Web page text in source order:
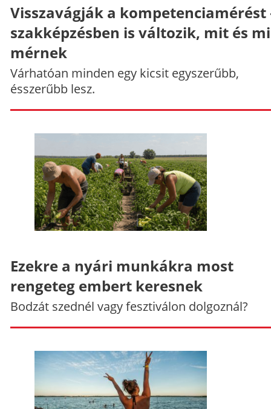
Visszavágják a kompetenciamérést
szakképzésben is változik, mit és
mérnek
Várhatóan minden egy kicsit egyszerűbb,
ésszerűbb lesz.
Ezekre a nyári munkákra most
rengeteg embert keresnek
Bodzát szednél vagy fesztiválon dolgoznál?